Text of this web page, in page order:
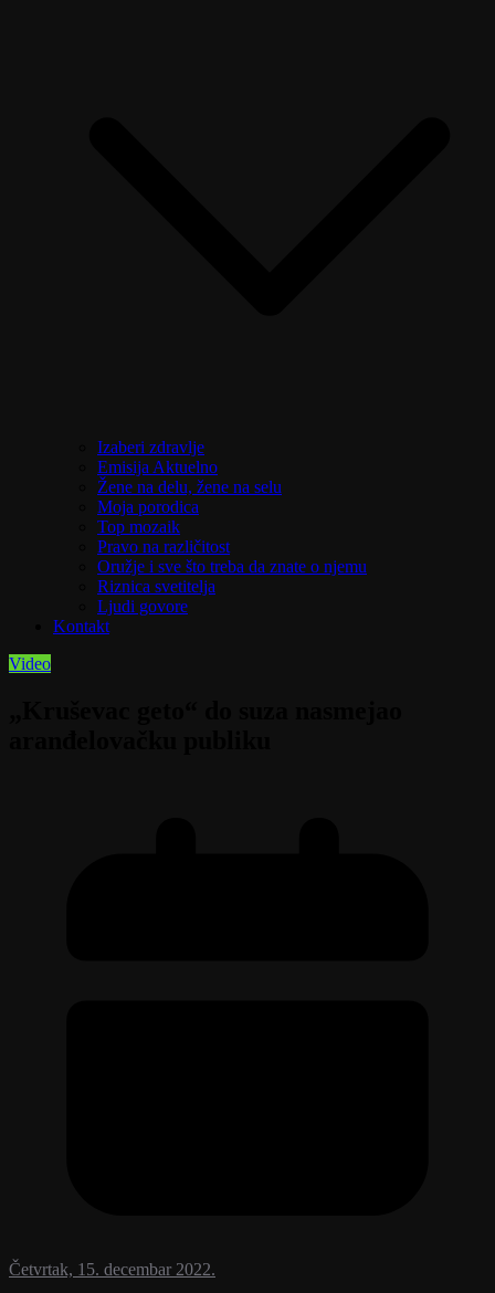
Izaberi zdravlje
Emisija Aktuelno
Žene na delu, žene na selu
Moja porodica
Top mozaik
Pravo na različitost
Oružje i sve što treba da znate o njemu
Riznica svetitelja
Ljudi govore
Kontakt
Video
Četvrtak, 15. decembar 2022.